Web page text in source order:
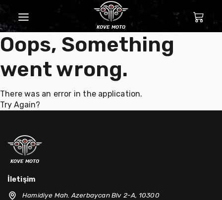
kove moto
Oops, Something
went wrong.
There was an error in the application.
Try Again?
kove moto
İletişim
Hamidiye Mah. Azerbaycan Blv 2-A, 10300